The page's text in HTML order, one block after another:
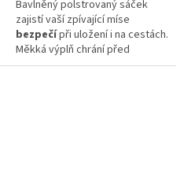
Bavlněný polstrovaný sáček
zajistí vaší zpívající míse
bezpečípři uložení i na cestách.
Měkká výplň chrání před
poškrábáníma tlumí nárazy.